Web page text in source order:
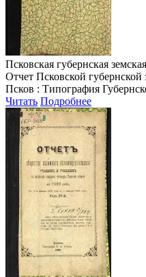
Псковская губернская
Отчет Псковской
Псков : Типография
Читать Подробнее